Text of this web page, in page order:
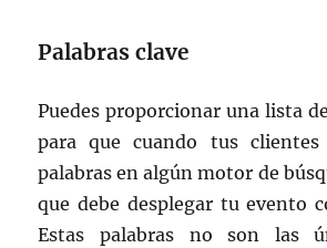
Palabras clave
Puedes proporcionar una lista
para que cuando tus clientes
palabras en algún motor de
que debe desplegar tu evento
Estas palabras no son las